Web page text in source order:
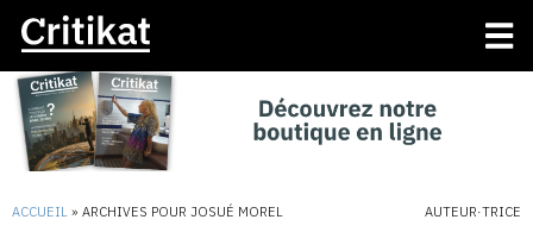
ACCUEIL » ARCHIVES POUR JOSUÉ MOREL AUTEUR·TRICE